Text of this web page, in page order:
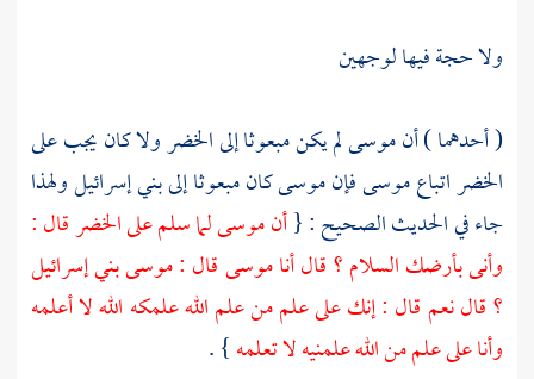
ولا حجة فيها لوجهين
( أحدهما ) أنموسىلم يكن مبعوثا إلىالخضرولا كان يجب على
الخضراتباعموسىفإنموسىكان مبعوثا إلىبني إسرائيلولهذا
جاء في الحديث الصحيح : {أنموسىلما سلم علىالخضرقال :
وأنى بأرضك السلام ؟ قال أناموسىقال :موسىبني إسرائيل
؟ قال نعم قال : إنك على علم من علم الله علمكه الله لا أعلمه
وأنا على علم من الله علمنيه لا تعلمه} .